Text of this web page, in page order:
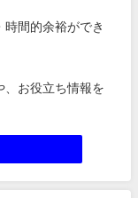
間的余裕ができ
、お役立ち情報を